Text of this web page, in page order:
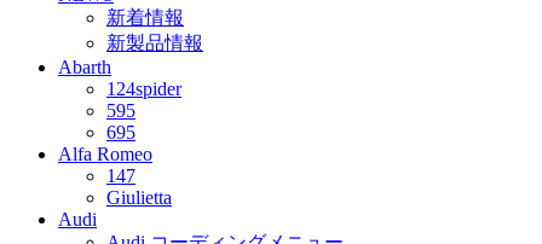
新着情報
新製品情報
Abarth
124spider
595
695
Alfa Romeo
147
Giulietta
Audi